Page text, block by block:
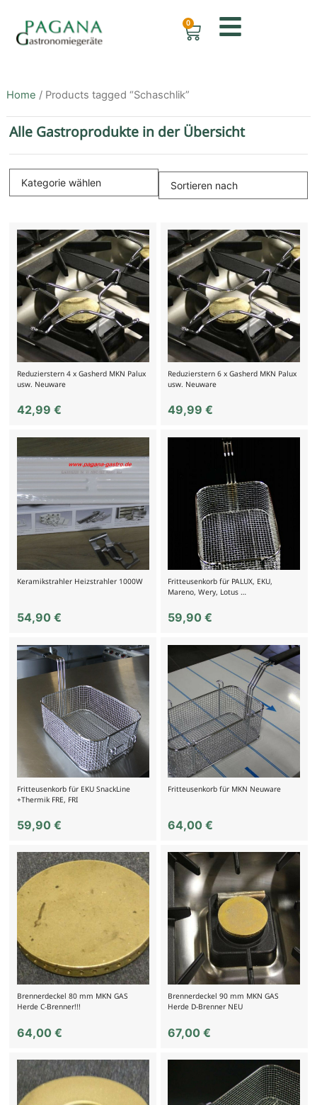
0
Home / Products tagged “Schaschlik”
Alle Gastroprodukte in der Übersicht
Reduzierstern 4 x Gasherd MKN Palux
usw. Neuware
42,99 €
Reduzierstern 6 x Gasherd MKN Palux
usw. Neuware
49,99€
Keramikstrahler Heizstrahler 1000W
54,90 €
Fritteusenkorb für PALUX, EKU,
Mareno, Wery, Lotus …
59,90€
Fritteusenkorb für EKU SnackLine
+Thermik FRE, FRI
59,90 €
Fritteusenkorb für MKN Neuware
64,00€
Brennerdeckel 80 mm MKN GAS
Herde C-Brenner!!!
64,00 €
Brennerdeckel 90 mm MKN GAS
Herde D-Brenner NEU
67,00€